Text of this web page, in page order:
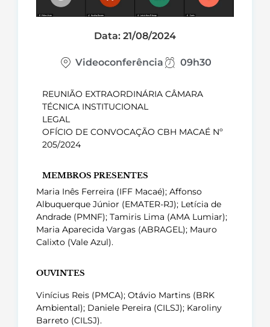
Data: 21/08/2024
Videoconferência 09h30
REUNIÃO EXTRAORDINÁRIA CÂMARA
TÉCNICA INSTITUCIONAL
LEGAL
OFÍCIO DE CONVOCAÇÃO CBH MACAÉ Nº
205/2024
MEMBROS PRESENTES
Maria Inês Ferreira (IFF Macaé); Affonso
Albuquerque Júnior (EMATER-RJ); Letícia de
Andrade (PMNF); Tamiris Lima (AMA Lumiar);
Maria Aparecida Vargas (ABRAGEL); Mauro
Calixto (Vale Azul).
OUVINTES
Vinícius Reis (PMCA); Otávio Martins (BRK
Ambiental); Daniele Pereira (CILSJ); Karoliny
Barreto (CILSJ).